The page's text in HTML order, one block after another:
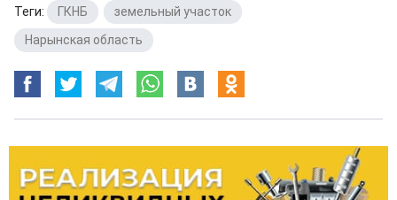
Теги: ГКНБ земельный участок
Нарынская область